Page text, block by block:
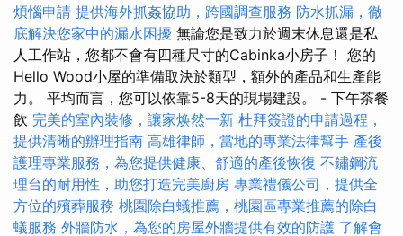
煩惱申請 提供海外抓姦協助，跨國調查服務 防水抓漏，徹
底解決您家中的漏水困擾 無論您是致力於週末休息還是私
人工作站，您都不會有四種尺寸的Cabinka小房子！ 您的
Hello Wood小屋的準備取決於類型，額外的產品和生產能
力。 平均而言，您可以依靠5-8天的現場建設。 - 下午茶餐
飲 完美的室內裝修，讓家焕然一新 杜拜簽證的申請過程，
提供清晰的辦理指南 高雄律師，當地的專業法律幫手 產後
護理專業服務，為您提供健康、舒適的產後恢復 不鏽鋼流
理台的耐用性，助您打造完美廚房 專業禮儀公司，提供全
方位的殯葬服務 桃園除白蟻推薦，桃園區專業推薦的除白
蟻服務 外牆防水，為您的房屋外牆提供有效的防護 了解會